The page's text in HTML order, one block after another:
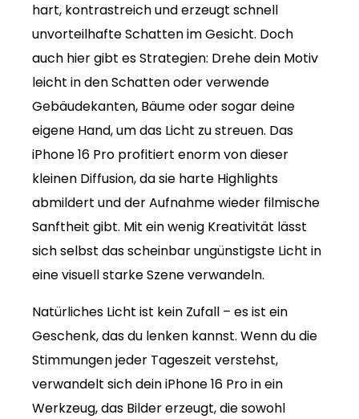
hart, kontrastreich und erzeugt schnell
unvorteilhafte Schatten im Gesicht. Doch
auch hier gibt es Strategien: Drehe dein Motiv
leicht in den Schatten oder verwende
Gebäudekanten, Bäume oder sogar deine
eigene Hand, um das Licht zu streuen. Das
iPhone 16 Pro profitiert enorm von dieser
kleinen Diffusion, da sie harte Highlights
abmildert und der Aufnahme wieder filmische
Sanftheit gibt. Mit ein wenig Kreativität lässt
sich selbst das scheinbar ungünstigste Licht in
eine visuell starke Szene verwandeln.
Natürliches Licht ist kein Zufall – es ist ein
Geschenk, das du lenken kannst. Wenn du die
Stimmungen jeder Tageszeit verstehst,
verwandelt sich dein iPhone 16 Pro in ein
Werkzeug, das Bilder erzeugt, die sowohl